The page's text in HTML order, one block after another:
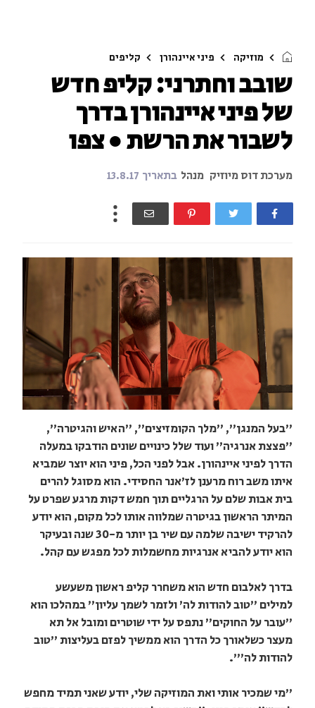
מוזיקה פיני איינהורן קליפים
שובב וחתרני: קליפ חדש
של פיני איינהורן בדרך
לשבור את הרשת ● צפו
מערכת דוס מיוזיק מנהל בתאריך 13.8.17
"בעל המנגן", "מלך הקומזיצים", "האיש והגיטרה",
"פצצת אנרגיה" ועוד שלל כינויים שונים הודבקו במעלה
הדרך לפיני איינהורן. אבל לפני הכל, פיני הוא יוצר שמביא
איתו משב רוח מרענן לז'אנר החסידי. הוא מסוגל להרים
בית אבות שלם על הרגליים תוך חמש דקות מרגע שפרט על
המיתר הראשון בגיטרה שמלווה אותו לכל מקום, הוא יודע
להרקיד ישיבה שלמה עם שיר בן יותר מ-30 שנה ובעיקר
הוא יודע להביא אנרגיות מחשמלות לכל מפגש עם קהל.
בדרך לאלבום חדש הוא משחרר קליפ ראשון משעשע
למילים "טוב להודות לה' ולזמר לשמך עליון" במהלכו הוא
"עובר על החוקים" נתפס על ידי שוטרים ומובל אל תא
מעצר כשלאורך כל הדרך הוא ממשיך לפזם בעליצות "טוב
להודות לה'".
"מי שמכיר אותי ואת המוזיקה שלי, יודע שאני תמיד מחפש